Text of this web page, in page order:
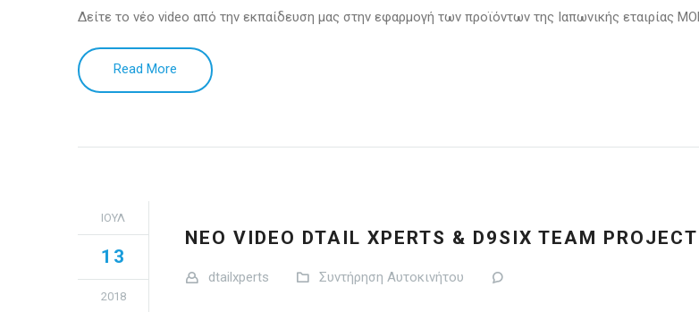
Δείτε το νέο video από την εκπαίδευση μας στην εφαρμογή των προϊόντων της Ιαπωνικής εταιρίας
Read More
ΙΟΎΛ
13
2018
ΝΕΟ VIDEO DTAIL XPERTS & D9SIX TEAM
dtailxperts Συντήρηση Αυτοκινήτου